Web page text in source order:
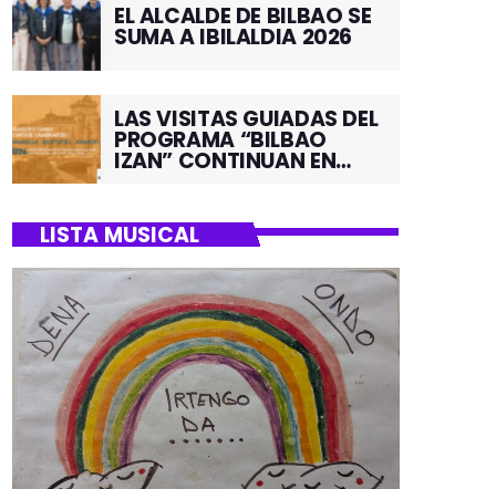
EL ALCALDE DE BILBAO SE
SUMA A IBILALDIA 2026
LAS VISITAS GUIADAS DEL
PROGRAMA “BILBAO
IZAN” CONTINUAN EN
LISTA MUSICAL